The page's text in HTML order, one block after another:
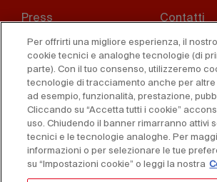
menu
Press Contatti
Whistleblowing Privacy
Disclaimer D. Lgs.
Cookies
accessibilità
Per offrirti una migliore esperienza, il
cookie tecnici e analoghe tecnologie (di
parte). Con il tuo consenso, utilizzeremo
tecnologie di tracciamento anche per altre
ad esempio, funzionalità, prestazione,
Cliccando su “Accetta tutti i cookie”
uso. Chiudendo il banner rimarranno attivi
tecnici e le tecnologie analoghe. Per
informazioni o per selezionare le tue
su “Impostazioni cookie” o leggi la nostra